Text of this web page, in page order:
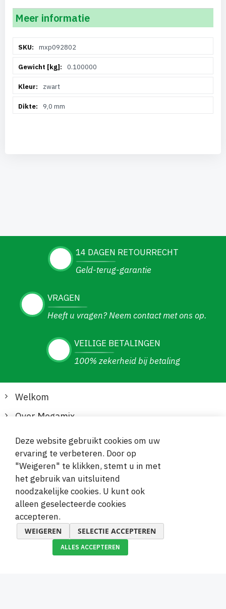
Meer informatie
informatiemxp092802
0.100000
zwart
9,0 mm
14 DAGEN RETOURRECHT
Geld-terug-garantie
VRAGEN
Heeft u vragen? Neem contact met ons op.
VEILIGE BETALINGEN
100% zekerheid bij betaling
Welkom
Over Megamix
Informatie
Klantenservice
Veilige en gemakkelijke betalingen
Deze website gebruikt cookies om uw
ervaring te verbeteren. Door op
"Weigeren" te klikken, stemt u in met
het gebruik van uitsluitend
noodzakelijke cookies. U kunt ook
alleen geselecteerde cookies
accepteren.
WEIGEREN SELECTIE ACCEPTEREN
ALLES ACCEPTEREN